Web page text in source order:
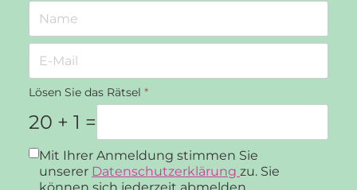
Lösen Sie das Rätsel *
20 + 1 =
Datenschutz*
Mit Ihrer Anmeldung stimmen Sie
unserer Datenschutzerklärung zu. Sie